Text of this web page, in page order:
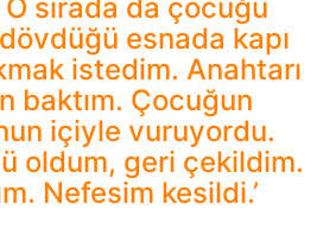
sırada da çocuğu
esnada kapı
istedim. Anahtarı
baktım. Çocuğun
içiyle vuruyordu.
oldum, geri çekildim.
Nefesim kesildi.’